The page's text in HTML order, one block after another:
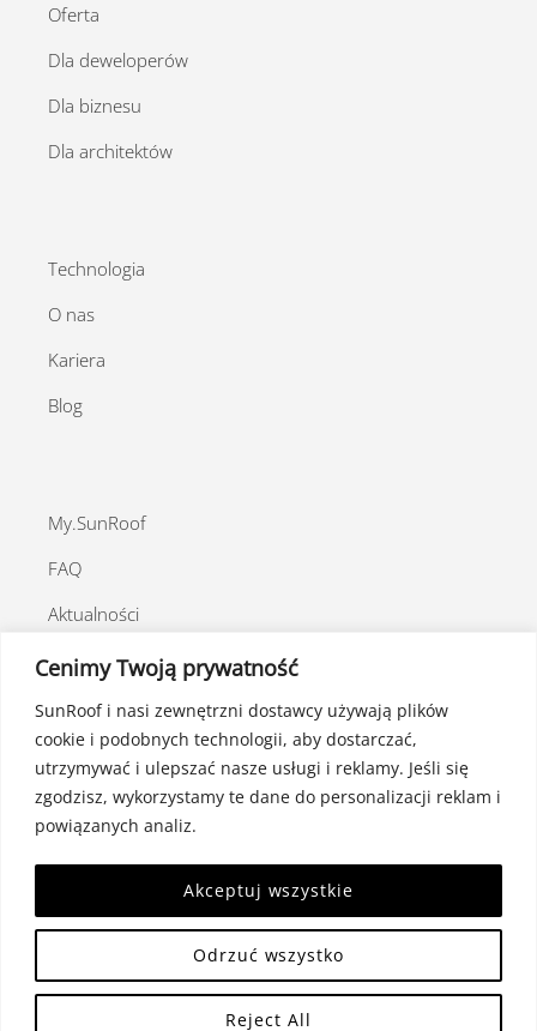
Cenimy Twoją prywatność
SunRoof i nasi zewnętrzni dostawcy używają plików
cookie i podobnych technologii, aby dostarczać,
utrzymywać i ulepszać nasze usługi i reklamy. Jeśli się
zgodzisz, wykorzystamy te dane do personalizacji reklam i
powiązanych analiz.
Odrzuć wszystko
Reject All
Akceptuj wszystkie
Oferta
Dla deweloperów
Dla biznesu
Dla architektów
Technologia
O nas
Kariera
Blog
My.SunRoof
FAQ
Aktualności
Program poleceń
Kontakt
Polityka prywatności
Polityka Cookie
©Polska 2026